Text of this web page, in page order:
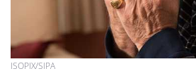
ISOPIX/SIPA